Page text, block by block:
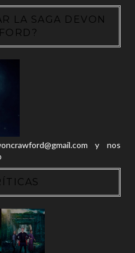
LA SAGA DEVON
y nos